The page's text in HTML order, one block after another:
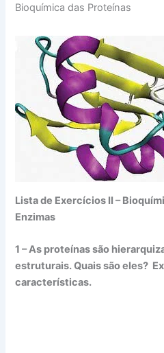
Bioquímica das Proteínas
Lista de Exercícios II –
Enzimas
1 – As proteínas são
estruturais. Quais são eles?
características.